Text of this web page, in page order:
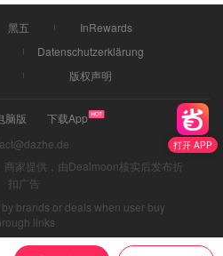
打开 APP
黑五
InRewards
Datenschutzerklärung
版权声明
脑版
下载App
家提供，由Dealmoon核实后发布折
扣广告
brands or deals when user buy
links